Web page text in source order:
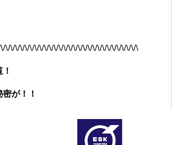
\/\/\/\/\/\/\/\/\/\/\/\/\/\/\/\/\/\/\/\/\/\/\/\/\/\/\/\
が！！